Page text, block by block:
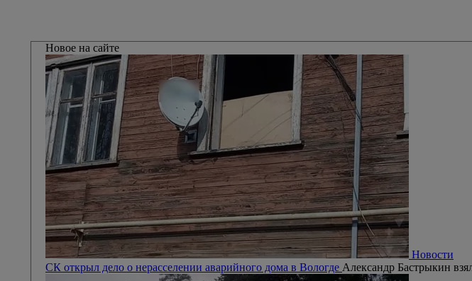
Новое на сайте
Новости
СК открыл дело о нерасселении аварийного дома в Вологде Александр Бастрыкин